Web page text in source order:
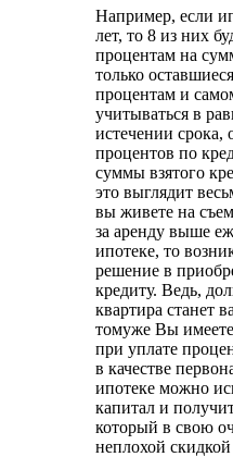
Например, если
лет, то 8 из них
процентам на
только
процентам и
учитываться в
истечении срока,
процентов по
суммы взятого
это выглядит
вы живете на
за аренду выше
ипотеке, то
решение в
кредиту. Ведь,
квартира станет
томуже Вы
при уплате
в качестве
ипотеке можно
капитал и
который в свою
неплохой